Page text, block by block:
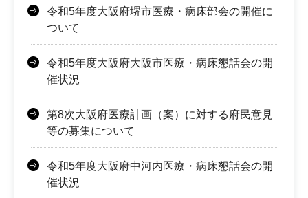
令和5年度大阪府堺市医療・病床部会の開催に
ついて
令和5年度大阪府大阪市医療・病床懇話会の開
催状況
第8次大阪府医療計画（案）に対する府民意見
等の募集について
令和5年度大阪府中河内医療・病床懇話会の開
催状況